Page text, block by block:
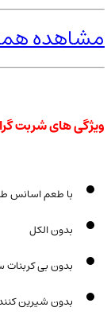
مشاهده
ویژگی های شربت
با طعم اسانس
بدون الکل
بدون بی
بدون شیرین